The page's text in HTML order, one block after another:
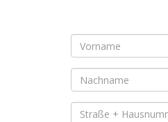
Pflichtfeld
Vorname
Pflichtfeld
Nachname
Pflichtfeld
Straße